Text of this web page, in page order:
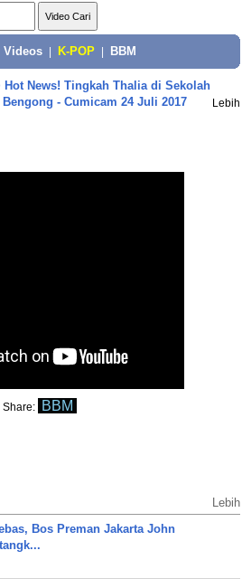
Videos K-POP BBM
Hot News! Tingkah Thalia di Sekolah
- Cumicam 24 Juli 2017
Lebih
Share: BBM
Lebih
Bos Preman Jakarta John